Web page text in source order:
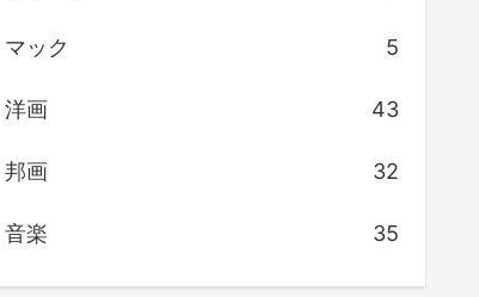
マック 5
洋画 43
邦画 32
音楽 35